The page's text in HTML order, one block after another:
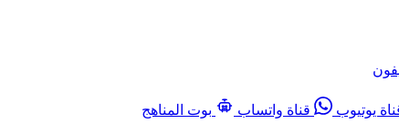
يوتيوب قناة واتساب
بوت المناهج